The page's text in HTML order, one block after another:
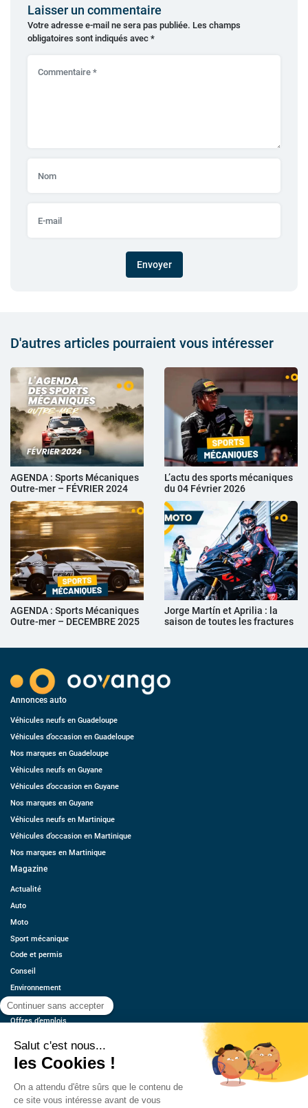
Laisser un commentaire
Votre adresse e-mail ne sera pas publiée. Les champs
obligatoires sont indiqués avec *
Envoyer
D'autres articles pourraient vous intéresser
AGENDA : Sports Mécaniques
Outre-mer – FÉVRIER 2024
L’actu des sports mécaniques
du 04 Février 2026
AGENDA : Sports Mécaniques
Outre-mer – DECEMBRE 2025
Jorge Martín et Aprilia : la
saison de toutes les fractures
Annonces auto
Véhicules neufs en Guadeloupe
Véhicules d’occasion en Guadeloupe
Nos marques en Guadeloupe
Véhicules neufs en Guyane
Véhicules d’occasion en Guyane
Nos marques en Guyane
Véhicules neufs en Martinique
Véhicules d’occasion en Martinique
Nos marques en Martinique
Magazine
Actualité
Auto
Moto
Sport mécanique
Code et permis
Conseil
Environnement
Économie
Offres d’emplois
Contact
Estimez votre voiture